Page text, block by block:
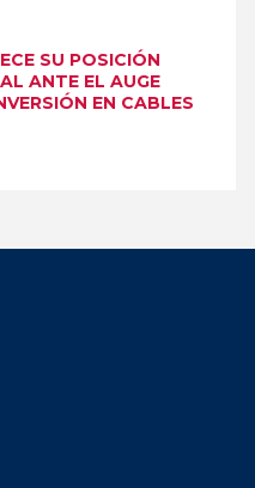
SU POSICIÓN
ANTE EL AUGE
EN CABLES